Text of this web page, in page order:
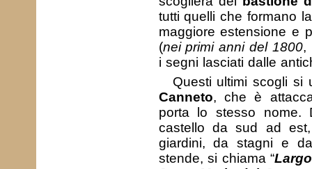
tutti quelli che formano
maggiore estensione e
(nei primi anni del 1800,
i segni lasciati dalle
Questi ultimi scogli
Canneto, che è
porta lo stesso
castello da sud ad
giardini, da stagni e
stende, si chiama “